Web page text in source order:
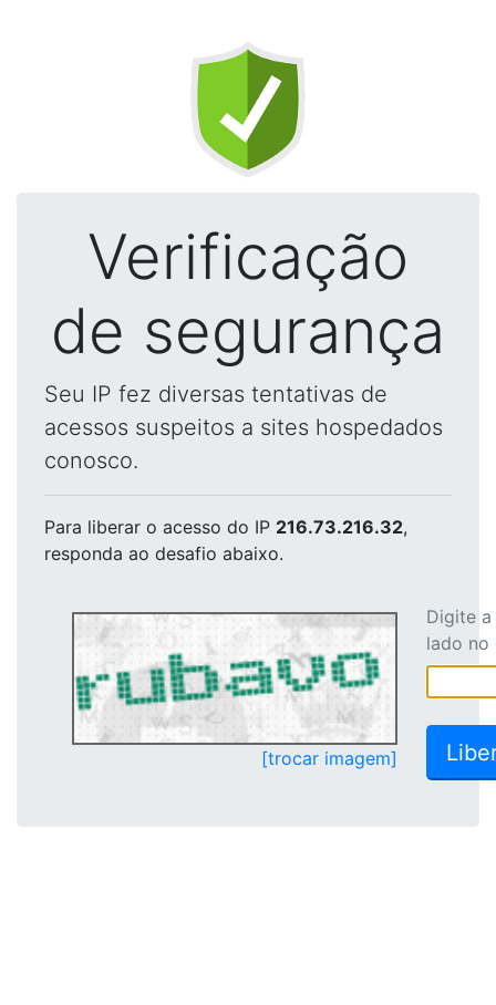
Verificação
de segurança
Seu IP fez diversas tentativas de
acessos suspeitos a sites hospedados
conosco.
Para liberar o acesso do IP 216.73.216.32,
responda ao desafio abaixo.
[trocar imagem]
Digite
lado no